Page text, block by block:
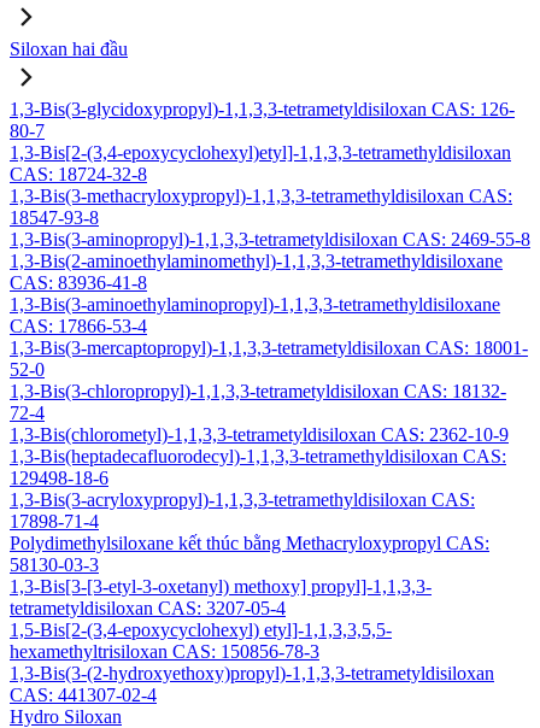
Siloxan hai đầu
1,3-Bis(3-glycidoxypropyl)-1,1,3,3-tetrametyldisiloxan CAS: 126-
80-7
1,3-Bis[2-(3,4-epoxycyclohexyl)etyl]-1,1,3,3-tetramethyldisiloxan
CAS: 18724-32-8
1,3-Bis(3-methacryloxypropyl)-1,1,3,3-tetramethyldisiloxan CAS:
18547-93-8
1,3-Bis(3-aminopropyl)-1,1,3,3-tetrametyldisiloxan CAS: 2469-55-8
1,3-Bis(2-aminoethylaminomethyl)-1,1,3,3-tetramethyldisiloxane
CAS: 83936-41-8
1,3-Bis(3-aminoethylaminopropyl)-1,1,3,3-tetramethyldisiloxane
CAS: 17866-53-4
1,3-Bis(3-mercaptopropyl)-1,1,3,3-tetrametyldisiloxan CAS: 18001-
52-0
1,3-Bis(3-chloropropyl)-1,1,3,3-tetrametyldisiloxan CAS: 18132-
72-4
1,3-Bis(chlorometyl)-1,1,3,3-tetrametyldisiloxan CAS: 2362-10-9
1,3-Bis(heptadecafluorodecyl)-1,1,3,3-tetramethyldisiloxan CAS:
129498-18-6
1,3-Bis(3-acryloxypropyl)-1,1,3,3-tetramethyldisiloxan CAS:
17898-71-4
Polydimethylsiloxane kết thúc bằng Methacryloxypropyl CAS:
58130-03-3
1,3-Bis[3-[3-etyl-3-oxetanyl) methoxy] propyl]-1,1,3,3-
tetrametyldisiloxan CAS: 3207-05-4
1,5-Bis[2-(3,4-epoxycyclohexyl) etyl]-1,1,3,3,5,5-
hexamethyltrisiloxan CAS: 150856-78-3
1,3-Bis(3-(2-hydroxyethoxy)propyl)-1,1,3,3-tetrametyldisiloxan
CAS: 441307-02-4
Hydro Siloxan